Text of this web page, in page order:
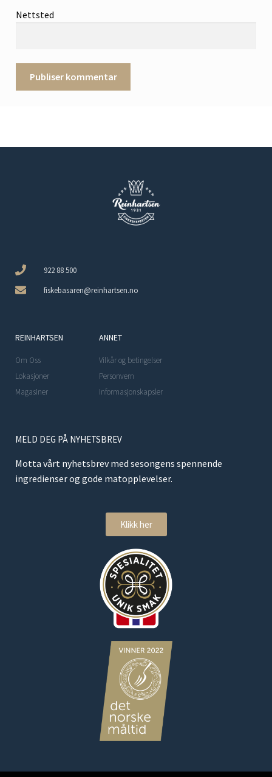
Nettsted
922 88 500
fiskebasaren@reinhartsen.no
REINHARTSEN
Om Oss
Lokasjoner
Magasiner
ANNET
Vilkår og betingelser
Personvern
Informasjonskapsler
MELD DEG PÅ NYHETSBREV
Motta vårt nyhetsbrev med sesongens spennende
ingredienser og gode matopplevelser.
Klikk her